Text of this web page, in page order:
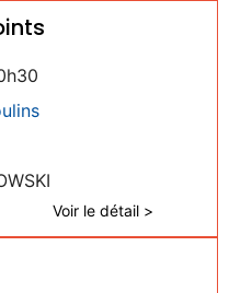
Voir le détail >